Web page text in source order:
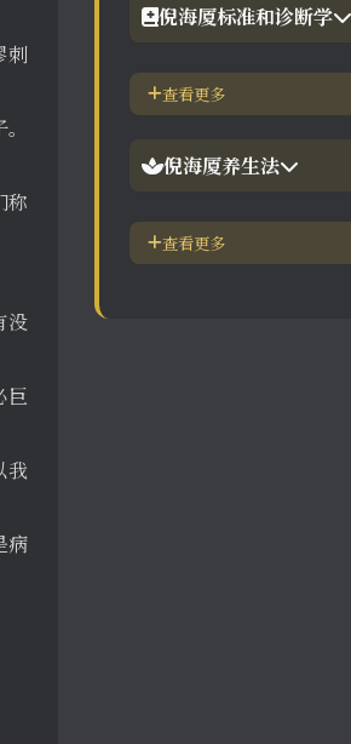
刺
称
没
巨
我
病
倪海厦标准和诊断学
倪海厦简介-传奇人生
查看更多
倪海厦养生法
五脏逼毒法和易筋经
查看更多